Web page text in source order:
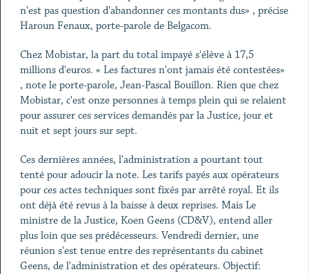
n'est pas question d'abandonner ces montants dus» , précise
Haroun Fenaux, porte-parole de Belgacom.
Chez Mobistar, la part du total impayé s'élève à 17,5
millions d'euros. « Les factures n'ont jamais été contestées»
, note le porte-parole, Jean-Pascal Bouillon. Rien que chez
Mobistar, c'est onze personnes à temps plein qui se relaient
pour assurer ces services demandés par la Justice, jour et
nuit et sept jours sur sept.
Ces dernières années, l'administration a pourtant tout
tenté pour adoucir la note. Les tarifs payés aux opérateurs
pour ces actes techniques sont fixés par arrêté royal. Et ils
ont déjà été revus à la baisse à deux reprises. Mais Le
ministre de la Justice, Koen Geens (CD&V), entend aller
plus loin que ses prédécesseurs. Vendredi dernier, une
réunion s'est tenue entre des représentants du cabinet
Geens, de l'administration et des opérateurs. Objectif: